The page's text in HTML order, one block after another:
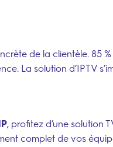
de la clientèle. 85
La solution d’IPTV
, profitez d’une solution
complet de vos